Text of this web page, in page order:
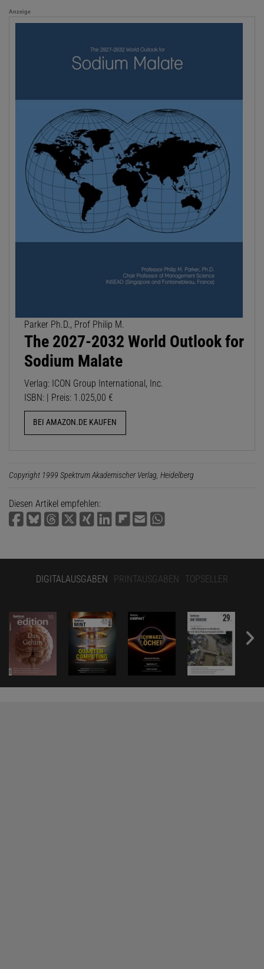
Anzeige
Parker Ph.D., Prof Philip M.
The 2027-2032 World Outlook for
Sodium Malate
Verlag: ICON Group International, Inc.
ISBN: | Preis: 1.025,00 €
BEI AMAZON.DE KAUFEN
Copyright 1999 Spektrum Akademischer Verlag, Heidelberg
Diesen Artikel empfehlen:
DIGITALAUSGABEN PRINTAUSGABEN TOPSELLER